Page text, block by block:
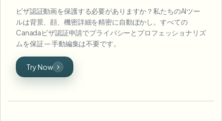
ビザ認証動画を保護する必要がありますか？私たちのAIツー
ルは背景、顔、機密詳細を精密に自動ぼかし。すべての
Canadaビザ認証申請でプライバシーとプロフェッショナリズ
ムを保証 — 手動編集は不要です。
Try Now